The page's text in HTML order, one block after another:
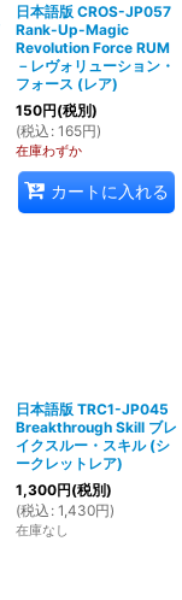
日本語版 CROS-JP057
Rank-Up-Magic
Revolution Force RUM
－レヴォリューション・
フォース (レア)
150円(税別)
(税込 : 165円)
在庫わずか
カートに入れる
日本語版 TRC1-JP045
Breakthrough Skill ブレ
イクスルー・スキル (シ
ークレットレア)
1,300円(税別)
(税込 : 1,430円)
在庫なし